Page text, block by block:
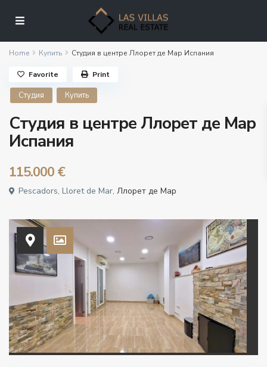
Home Купить Студия в центре Ллорет де Мар Испания
Студия Купить
Студия в центре Ллорет де Мар
Испания
115.000 €
Pescadors, Lloret de Mar,Ллорет де Мар
Favorite Print